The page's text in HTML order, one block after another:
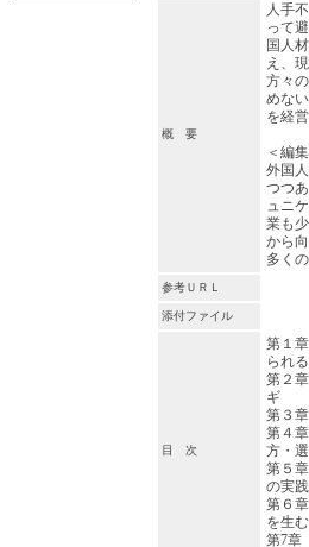
概 要
人手
って
国人
え、
方々
めな
を経
＜編
外国
つつ
ュニ
業も
から
多く
参考ＵＲＬ
添付ファイル
目 次
第１
られ
第２
ギ
第３
第４
方・
第５
の実
第６
を生
第7章